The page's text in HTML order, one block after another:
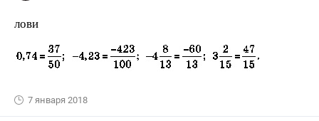
лови
7 января 2018